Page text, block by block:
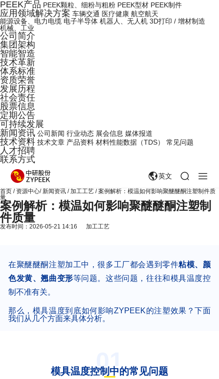
PEEK产品 PEEK颗粒、细粉与粗粉 PEEK型材 PEEK制件
应用领域解决方案 车辆交通 医疗健康 航空航天
能源设备、电力电缆 电子半导体 机器人、无人机 3D打印 / 增材制造
机械、工业
公司简介
集团架构
智能智造
技术革新
体系标准
资质荣誉
发展历程
社会责任
股票信息
定期公告
可持续发展
新闻资讯 公司新闻 行业动态 展会信息 媒体报道
技术资料 技术文章 产品资料 材料性能数据（TDS） 常见问题
人才招聘
联系方式
英文
首页 / 资源中心/新闻资讯 /加工工艺 /案例解析：模温如何影响聚醚醚酮注塑制件质
量
案例解析：模温如何影响聚醚醚酮注塑制
件质量
发布时间：2026-05-21 14:16 加工工艺
在聚醚醚酮注塑加工中，很多工厂都会遇到零件粘模、颜
色发黄、翘曲变形等问题。这些问题，往往和模具温度控
制不准有关。
那么，模具温度到底如何影响ZYPEEK的注塑效果？下面
我们从几个方面来具体分析。
01
模具温度控制中的常见问题